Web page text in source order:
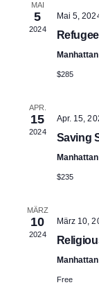
MAI
5
2024
Mai 5,
$285
APR.
15
2024
Apr. 15,
Saving
$235
MÄRZ
10
2024
März 10,
Free